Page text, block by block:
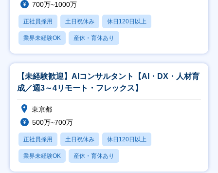
700万~1000万
正社員採用 土日祝休み 休日120日以上
業界未経験OK 産休・育休あり
【未経験歓迎】AIコンサルタント【AI・DX・人材育
成／週3～4リモート・フレックス】
東京都
500万~700万
正社員採用 土日祝休み 休日120日以上
業界未経験OK 産休・育休あり